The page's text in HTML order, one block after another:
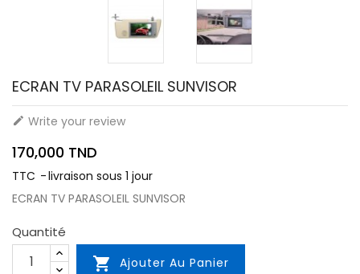
ECRAN TV PARASOLEIL SUNVISOR
 Write your review
170,000 TND
TTC
livraison sous 1 jour
ECRAN TV PARASOLEIL SUNVISOR
Quantité
 Ajouter Au Panier